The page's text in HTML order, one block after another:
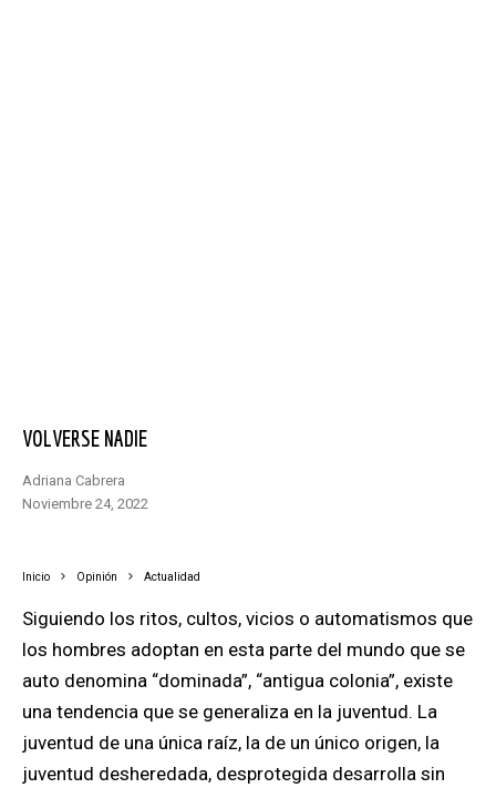
VOLVERSE NADIE
Adriana Cabrera
noviembre 24, 2022
Inicio Opinión Actualidad
Siguiendo los ritos, cultos, vicios o automatismos que
los hombres adoptan en esta parte del mundo que se
auto denomina “dominada”, “antigua colonia”, existe
una tendencia que se generaliza en la juventud. La
juventud de una única raíz, la de un único origen, la
juventud desheredada, desprotegida desarrolla sin